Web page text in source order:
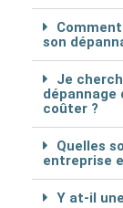
son
Je
dépannage
coûter ?
Quelles
entreprise
Y at-il